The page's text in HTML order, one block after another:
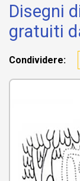
Disegni
gratuiti
Condividere: